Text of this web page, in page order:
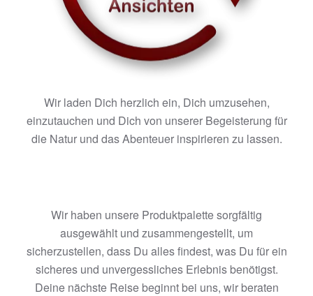
Wir laden Dich herzlich ein, Dich umzusehen,
einzutauchen und Dich von unserer Begeisterung für
die Natur und das Abenteuer inspirieren zu lassen.
Wir haben unsere Produktpalette sorgfältig
ausgewählt und zusammengestellt, um
sicherzustellen, dass Du alles findest, was Du für ein
sicheres und unvergessliches Erlebnis benötigst.
Deine nächste Reise beginnt bei uns, wir beraten